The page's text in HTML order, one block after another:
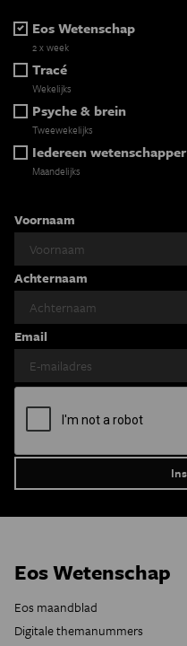
Eos Wetenschap
2 x week
Tracé
Wekelijks
Psyche & brein
Tweewekelijks
Iedereen wetenschapper
Maandelijks
Voornaam
Achternaam
Email
Eos Wetenschap
Eos maandblad
Digitale themanummers